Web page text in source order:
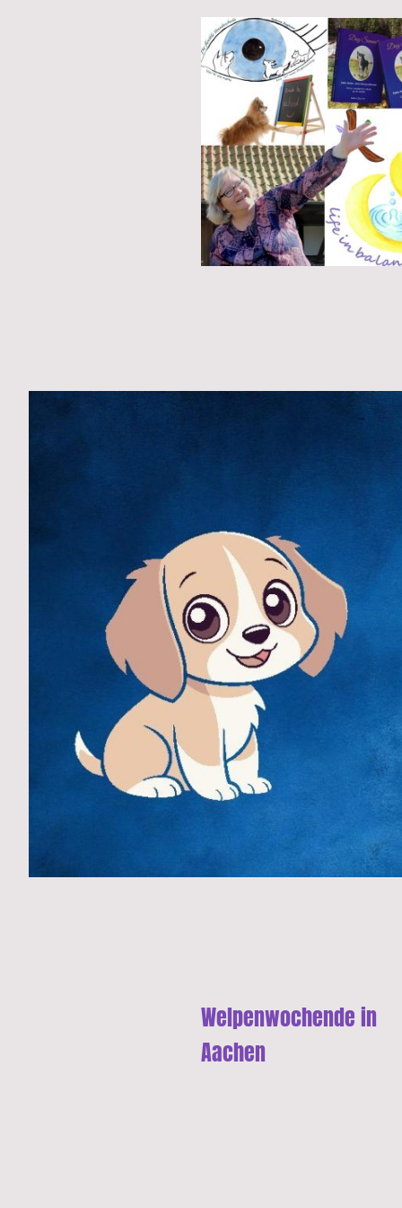
Welpenwochende in
Aachen